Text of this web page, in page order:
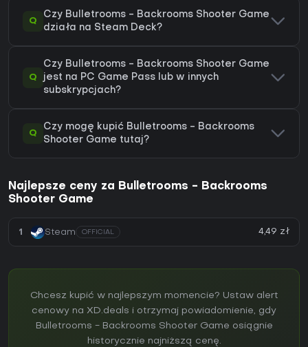
Q
Czy Bulletrooms - Backrooms Shooter Game
działa na Steam Deck?
Q
Czy Bulletrooms - Backrooms Shooter Game
jest na PC Game Pass lub w innych
subskrypcjach?
Q
Czy mogę kupić Bulletrooms - Backrooms
Shooter Game tutaj?
Najlepsze ceny za Bulletrooms - Backrooms
Shooter Game
1 Steam OFFICIAL 4,49 zł
Chcesz kupić w najlepszym momencie? Ustaw alert
cenowy na XD.deals i otrzymaj powiadomienie, gdy
Bulletrooms - Backrooms Shooter Game osiągnie
historycznie najniższą cenę.